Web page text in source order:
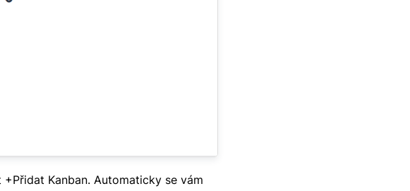
Kanban. Automaticky se vám